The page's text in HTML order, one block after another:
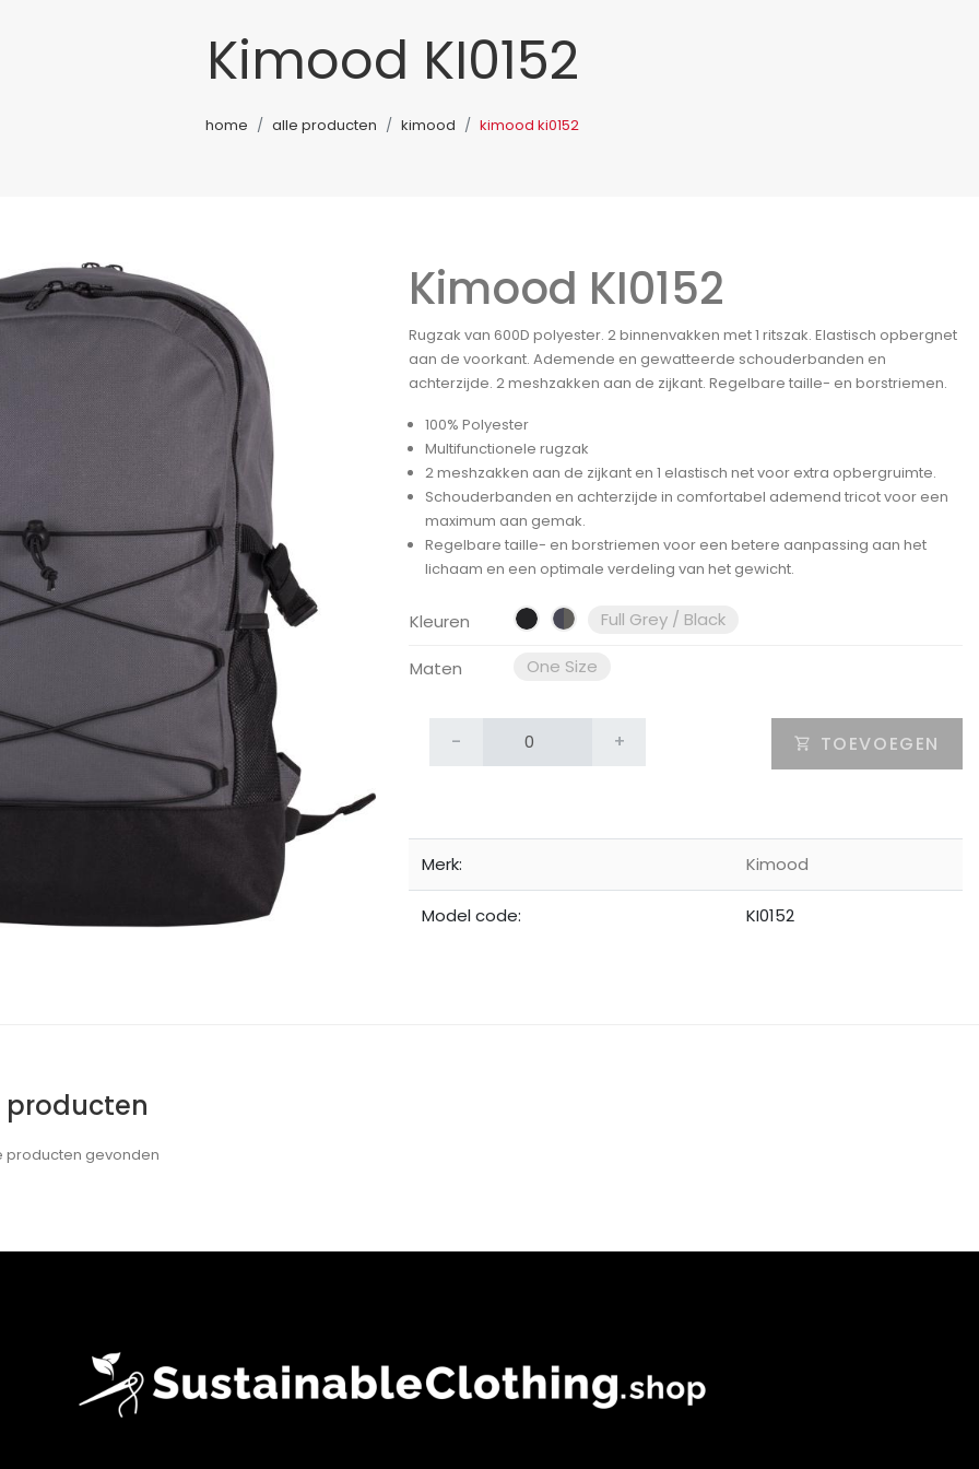
Kimood KI0152
home alle producten kimood kimood ki0152
Kimood KI0152
Rugzak van 600D polyester. 2 binnenvakken met 1 ritszak. Elastisch opbergnet
aan de voorkant. Ademende en gewatteerde schouderbanden en
achterzijde. 2 meshzakken aan de zijkant. Regelbare taille- en borstriemen.
100% Polyester
Multifunctionele rugzak
2 meshzakken aan de zijkant en 1 elastisch net voor extra opbergruimte.
Schouderbanden en achterzijde in comfortabel ademend tricot voor een
maximum aan gemak.
Regelbare taille- en borstriemen voor een betere aanpassing aan het
lichaam en een optimale verdeling van het gewicht.
Kleuren Full Grey / Black
Maten One Size
- + TOEVOEGEN
Merk: Kimood
Model code: KI0152
producten
producten gevonden